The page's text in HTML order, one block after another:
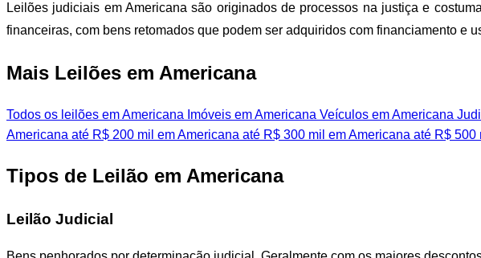
Leilões judiciais em Americana são originados de processos na justiça e
financeiras, com bens retomados que podem ser adquiridos com financiamento e
Mais Leilões em Americana
Todos os leilões em Americana Imóveis em Americana Veículos em Americana
Americana até R$ 200 mil em Americana até R$ 300 mil em Americana até R$ 500
Tipos de Leilão em Americana
Leilão Judicial